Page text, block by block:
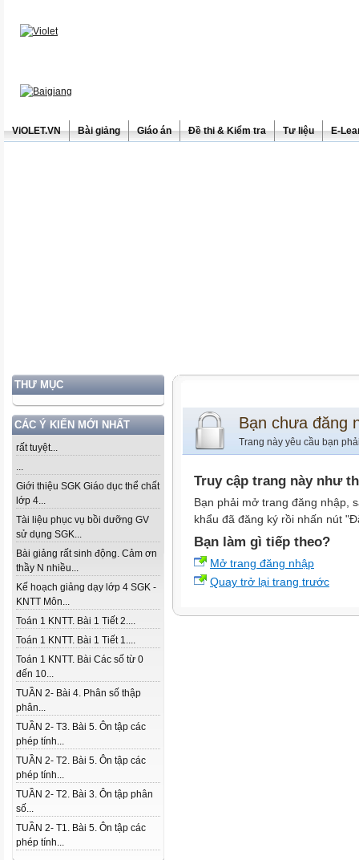
ViOLET.VN Bài giảng Giáo án Đề thi & Kiểm tra Tư liệu E-
THƯ MỤC
CÁC Ý KIẾN MỚI NHẤT
rất tuyệt...
...
Giới thiệu SGK Giáo dục thể chất
lớp 4...
Tài liệu phục vụ bồi dưỡng GV
sử dụng SGK...
Bài giảng rất sinh động. Cảm ơn
thầy N nhiều...
Kế hoạch giảng dạy lớp 4 SGK -
KNTT Môn...
Toán 1 KNTT. Bài 1 Tiết 2....
Toán 1 KNTT. Bài 1 Tiết 1....
Toán 1 KNTT. Bài Các số từ 0
đến 10...
TUẦN 2- Bài 4. Phân số thập
phân...
TUẦN 2- T3. Bài 5. Ôn tập các
phép tính...
TUẦN 2- T2. Bài 5. Ôn tập các
phép tính...
TUẦN 2- T2. Bài 3. Ôn tập phân
số...
TUẦN 2- T1. Bài 5. Ôn tập các
phép tính...
Bạn chưa đăng
Trang này yêu cầu bạn
Truy cập trang này như
Bạn phải mở trang đăng nhập,
khẩu đã đăng ký rồi nhấn nút
Bạn làm gì tiếp theo?
Mở trang đăng nhập
Quay trở lại trang trước